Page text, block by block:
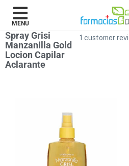
MENU
Spray Grisi
Manzanilla Gold
Locion Capilar
Aclarante
1 customer